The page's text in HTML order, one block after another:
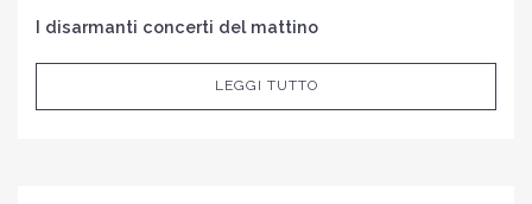
I disarmanti concerti del mattino
LEGGI TUTTO